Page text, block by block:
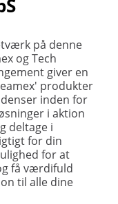
på denne
og Tech
giver en
produkter
inden for
i aktion
deltage i
for din
for at
få værdifuld
til alle dine